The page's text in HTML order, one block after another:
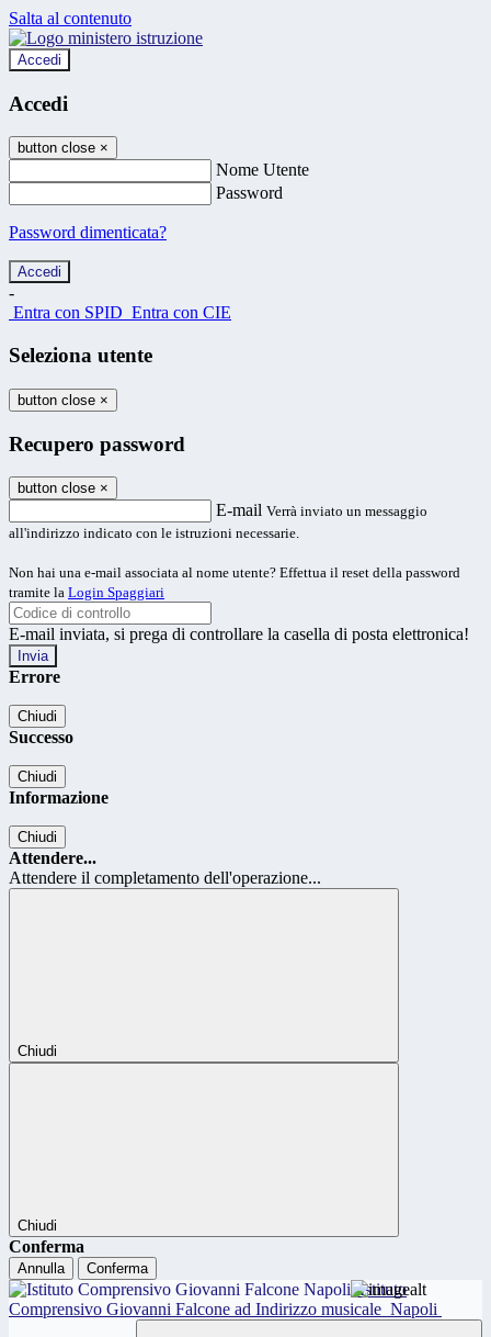
Salta al contenuto
Accedi
Accedi
button close ×
Nome Utente
Password
Password dimenticata?
-
Entra con SPID Entra con CIE
Seleziona utente
button close ×
Recupero password
button close ×
E-mail Verrà inviato un messaggio
all'indirizzo indicato con le istruzioni necessarie.
Non hai una e-mail associata al nome utente? Effettua il reset della password
tramite la Login Spaggiari
E-mail inviata, si prega di controllare la casella di posta elettronica!
Errore
Chiudi
Successo
Chiudi
Informazione
Chiudi
Attendere...
Attendere il completamento dell'operazione...
Chiudi
Chiudi
Conferma
Annulla Conferma
Istituto
Comprensivo Giovanni Falcone ad Indirizzo musicale Napoli